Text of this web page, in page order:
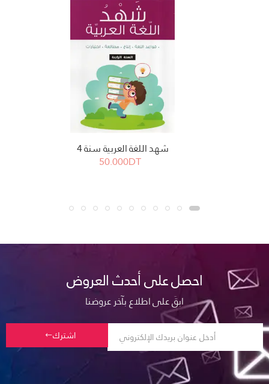
شهد اللغة العربية سنة 4
50.000DT
احصل على أحدث العروض
ابقَ على اطلاع بآخر عروضنا
اشترك